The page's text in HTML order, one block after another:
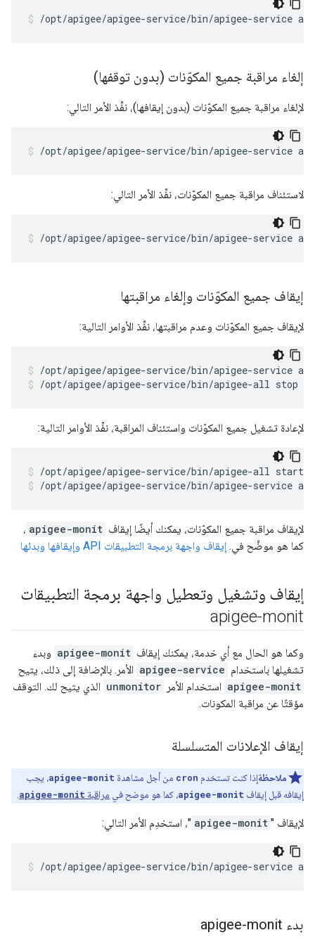
/opt/apigee/apigee-service/bin/apigee-service
إلغاء مراقبة جميع المكوّنات (بدون توقفها)
لإلغاء مراقبة جميع المكوّنات (بدون إيقافها)، نفِّذ الأمر التالي:
/opt/apigee/apigee-service/bin/apigee-service
لاستئناف مراقبة جميع المكوّنات، نفِّذ الأمر التالي:
/opt/apigee/apigee-service/bin/apigee-service
إيقاف جميع المكوّنات وإلغاء مراقبتها
لإيقاف جميع المكوّنات وعدم مراقبتها، نفِّذ الأوامر التالية:
/opt/apigee/apigee-service/bin/apigee-all stop
لإعادة تشغيل جميع المكوّنات واستئناف المراقبة، نفِّذ الأوامر التالية:
/opt/apigee/apigee-service/bin/apigee-service
لإيقاف مراقبة جميع المكوّنات، يمكنك أيضًا إيقاف apigee-monit ،
كما هو موضَّح في. إيقاف واجهة برمجة التطبيقات API وإيقافها وبدئها
إيقاف وتشغيل وتعطيل واجهة برمجة التطبيقات
apigee-monit
وكما هو الحال مع أي خدمة، يمكنك إيقاف apigee-monit وبدء
تشغيلها باستخدام apigee-service الأمر. بالإضافة إلى ذلك، يتيح
apigee-monit استخدام الأمر unmonitor الذي يتيح لك. التوقف
مؤقتًا عن مراقبة المكونات.
إيقاف الإعلانات المتسلسلة
ملاحظةإذا كنت تستخدم cron من أجل مشاهدة apigee-monit، يجب
إيقافه قبل إيقاف apigee-monit، كما هو موضح في مراقبة apigee-monit
لإيقاف " apigee-monit "، استخدِم الأمر التالي:
/opt/apigee/apigee-service/bin/apigee-service
بدء apigee-monit